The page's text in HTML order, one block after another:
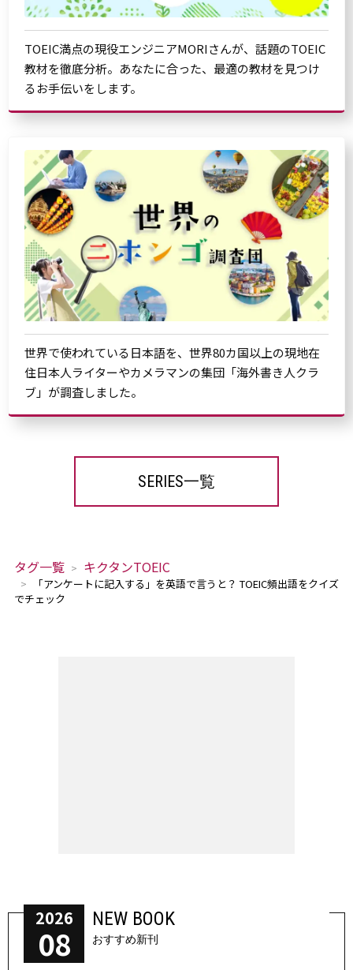
TOEIC満点の現役エンジニアMORIさんが、話題のTOEIC
教材を徹底分析。あなたに合った、最適の教材を見つけ
るお手伝いをします。
世界で使われている日本語を、世界80カ国以上の現地在
住日本人ライターやカメラマンの集団「海外書き人クラ
ブ」が調査しました。
SERIES一覧
タグ一覧 キクタンTOEIC
「アンケートに記入する」を英語で言うと？ TOEIC頻出語をクイズ
でチェック
2026
08
NEW BOOK
おすすめ新刊